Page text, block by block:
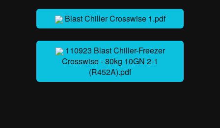
Blast Chiller Crosswise 1.pdf
110923 Blast Chiller-Freezer
Crosswise - 80kg 10GN 2-1
(R452A).pdf